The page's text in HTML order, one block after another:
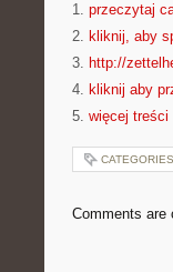
1. przeczytaj
2. kliknij, aby
3. http://
4. kliknij aby
5. więcej treści
Comments are